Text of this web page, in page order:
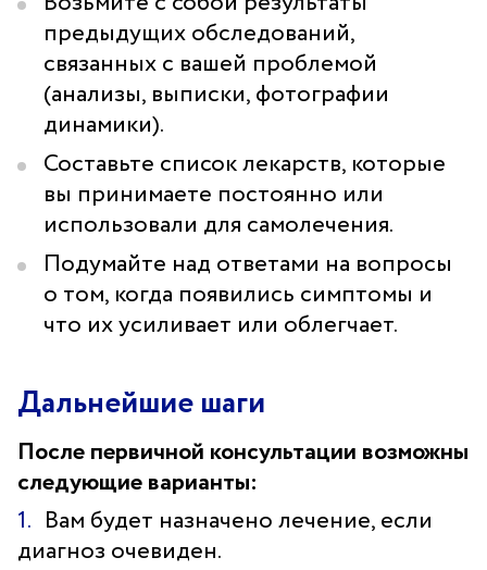
предыдущих обследований,
связанных с вашей проблемой
(анализы, выписки, фотографии
динамики).
Составьте список лекарств, которые
вы принимаете постоянно или
использовали для самолечения.
Подумайте над ответами на вопросы
о том, когда появились симптомы и
что их усиливает или облегчает.
Дальнейшие шаги
После первичной консультации возможны
следующие варианты:
Вам будет назначено лечение, если
диагноз очевиден.